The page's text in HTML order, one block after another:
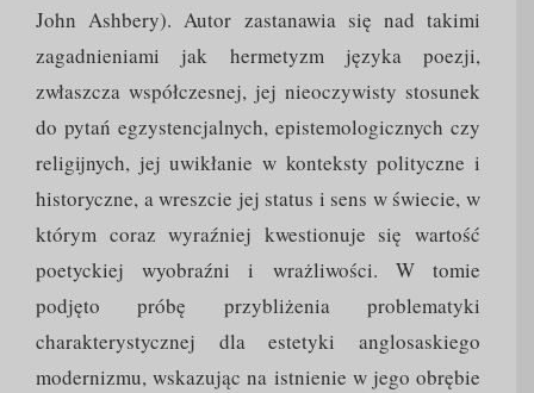
John Ashbery). Autor zastanawia się nad takimi
zagadnieniami jak hermetyzm języka poezji,
zwłaszcza współczesnej, jej nieoczywisty stosunek
do pytań egzystencjalnych, epistemologicznych czy
religijnych, jej uwikłanie w konteksty polityczne i
historyczne, a wreszcie jej status i sens w świecie, w
którym coraz wyraźniej kwestionuje się wartość
poetyckiej wyobraźni i wrażliwości. W tomie
podjęto próbę przybliżenia problematyki
charakterystycznej dla estetyki anglosaskiego
modernizmu, wskazując na istnienie w jego obrębie